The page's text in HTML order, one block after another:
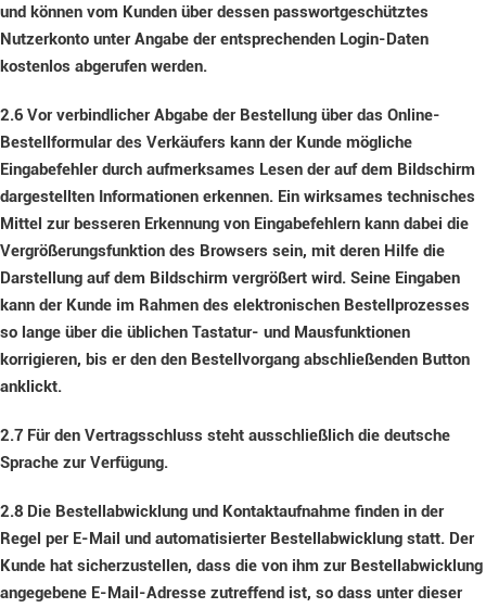
und können vom Kunden über dessen passwortgeschütztes
Nutzerkonto unter Angabe der entsprechenden Login-Daten
kostenlos abgerufen werden.
2.6 Vor verbindlicher Abgabe der Bestellung über das Online-
Bestellformular des Verkäufers kann der Kunde mögliche
Eingabefehler durch aufmerksames Lesen der auf dem Bildschirm
dargestellten Informationen erkennen. Ein wirksames technisches
Mittel zur besseren Erkennung von Eingabefehlern kann dabei die
Vergrößerungsfunktion des Browsers sein, mit deren Hilfe die
Darstellung auf dem Bildschirm vergrößert wird. Seine Eingaben
kann der Kunde im Rahmen des elektronischen Bestellprozesses
so lange über die üblichen Tastatur- und Mausfunktionen
korrigieren, bis er den den Bestellvorgang abschließenden Button
anklickt.
2.7 Für den Vertragsschluss steht ausschließlich die deutsche
Sprache zur Verfügung.
2.8 Die Bestellabwicklung und Kontaktaufnahme finden in der
Regel per E-Mail und automatisierter Bestellabwicklung statt. Der
Kunde hat sicherzustellen, dass die von ihm zur Bestellabwicklung
angegebene E-Mail-Adresse zutreffend ist, so dass unter dieser